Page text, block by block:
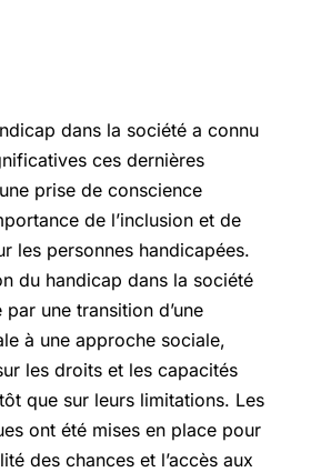
dans la société a connu
ces dernières
prise de conscience
de l’inclusion et de
les personnes handicapées.
du handicap dans la société
par une transition d’une
à une approche sociale,
les droits et les capacités
que sur leurs limitations. Les
ont été mises en place pour
des chances et l’accès aux